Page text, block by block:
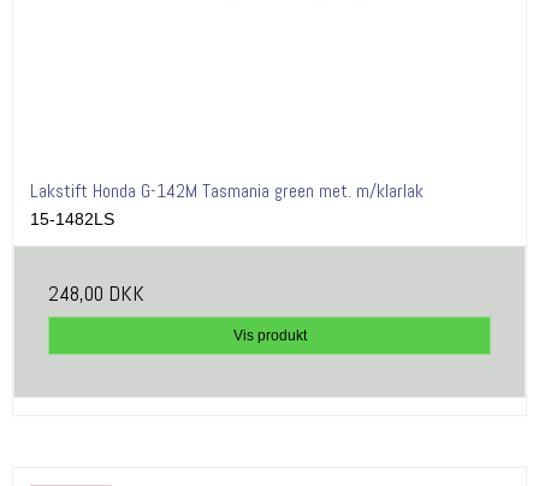
Lakstift Honda G-142M Tasmania green met. m/klarlak
15-1482LS
248,00 DKK
Vis produkt